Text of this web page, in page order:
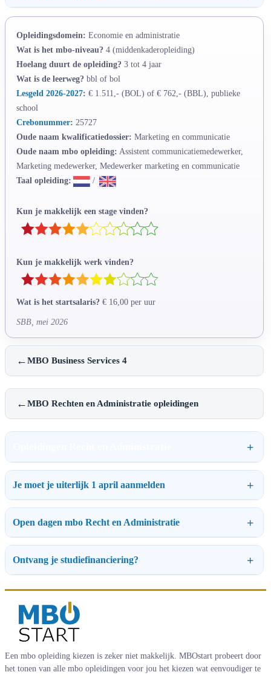
Opleidingsdomein: Economie en administratie
Wat is het mbo-niveau? 4 (middenkaderopleiding)
Hoelang duurt de opleiding? 3 tot 4 jaar
Wat is de leerweg? bbl of bol
Lesgeld 2026-2027: € 1.511,- (BOL) of € 762,- (BBL), publieke
school
Crebonummer: 25727
Oude naam kwalificatiedossier: Marketing en communicatie
Oude naam mbo opleiding: Assistent communicatiemedewerker,
Marketing medewerker, Medewerker marketing en communicatie
Taal opleiding:
/
Kun je makkelijk een stage vinden?
Kun je makkelijk werk vinden?
Wat is het startsalaris? € 16,00 per uur
SBB, mei 2026
←MBO Business Services 4
←MBO Rechten en Administratie opleidingen
Je moet je uiterlijk 1 april aanmelden
Open dagen mbo Recht en Administratie
Ontvang je studiefinanciering?
Een mbo opleiding kiezen is zeker niet makkelijk. MBOstart probeert door
het tonen van alle mbo opleidingen voor jou het kiezen wat eenvoudiger te